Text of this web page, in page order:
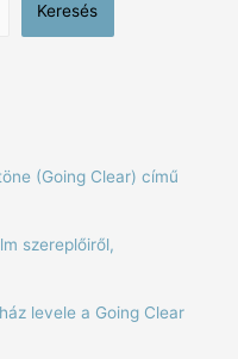
Keresés
(Going Clear) című
szereplőiről,
levele a Going Clear